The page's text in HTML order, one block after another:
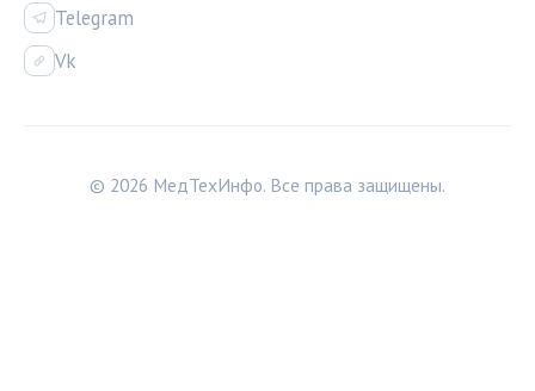
Telegram
Vk
© 2026 МедТехИнфо. Все права защищены.